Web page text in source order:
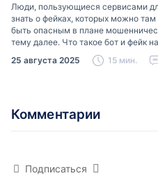
Люди, пользующиеся сервисами
знать о фейках, которых можно
быть опасным в плане
тему далее. Что такое бот и фейк
время можно встретить свою…
25 августа 2025 15 мин.
Комментарии
Подписаться